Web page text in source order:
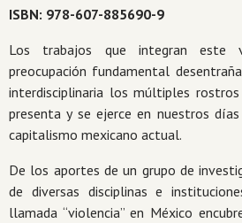
ISBN: 978-607-885690-9
Los trabajos que integran este
preocupación fundamental
interdisciplinaria los múltiples
presenta y se ejerce en nuestros
capitalismo mexicano actual.
De los aportes de un grupo de
de diversas disciplinas e
llamada “violencia” en México